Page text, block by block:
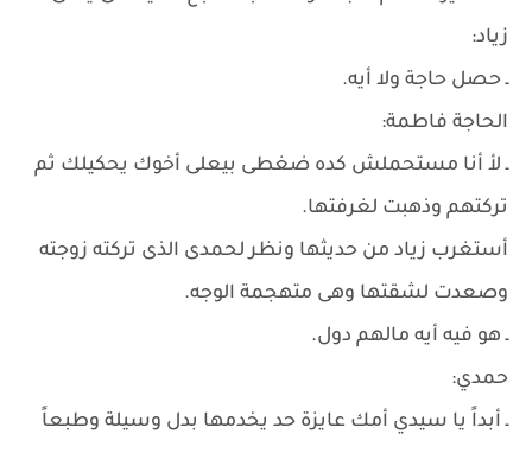
زياد:
ـ حصل حاجة ولا أيه.
الحاجة فاطمة:
ـ لأ أنا مستحملش كده ضغطى بيعلى أخوك يحكيلك ثم
تركتهم وذهبت لغرفتها.
أستغرب زياد من حديثها ونظر لحمدى الذى تركته زوجته
وصعدت لشقتها وهى متهجمة الوجه.
ـ هو فيه أيه مالهم دول.
حمدي:
ـ أبداً يا سيدي أمك عايزة حد يخدمها بدل وسيلة وطبعاً